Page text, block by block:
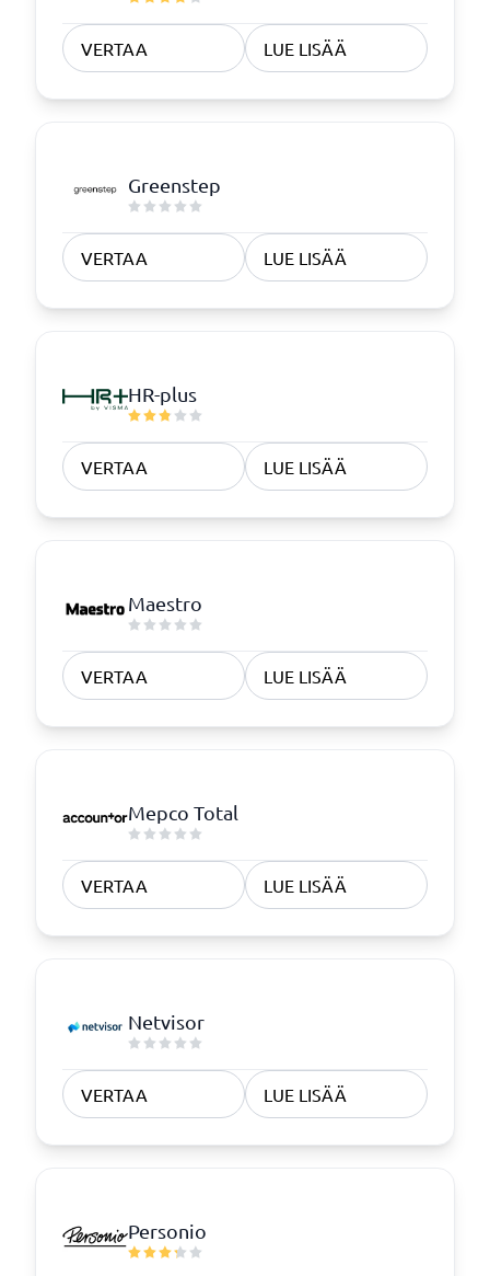
VERTAA LUE LISÄÄ
Greenstep
VERTAA LUE LISÄÄ
HR-plus
VERTAA LUE LISÄÄ
Maestro
VERTAA LUE LISÄÄ
Mepco Total
VERTAA LUE LISÄÄ
Netvisor
VERTAA LUE LISÄÄ
Personio